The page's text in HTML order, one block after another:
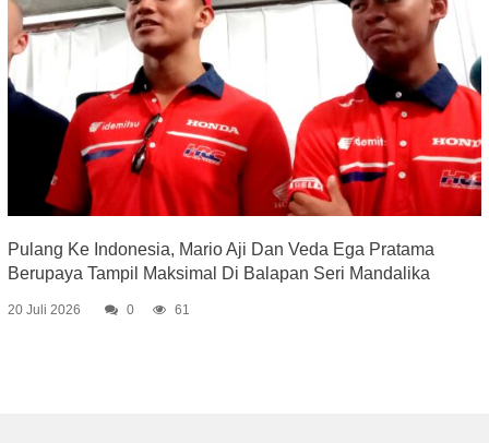
Pulang Ke Indonesia, Mario Aji Dan Veda Ega Pratama
Berupaya Tampil Maksimal Di Balapan Seri Mandalika
20 Juli 2026 0 61